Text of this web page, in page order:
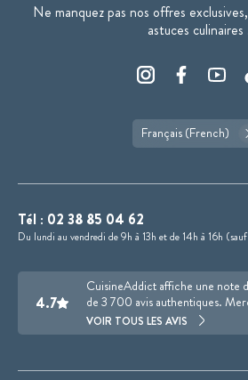
Ne manquez pas nos offres
astuces culinaires
Français (French)
Tél : 02 38 85 04 62
Du lundi au vendredi de 9h à 13h et de 14h à 16h
4.7
CuisineAddict affiche une note
de 3 700 avis authentiques.
VOIR TOUS LES AVIS